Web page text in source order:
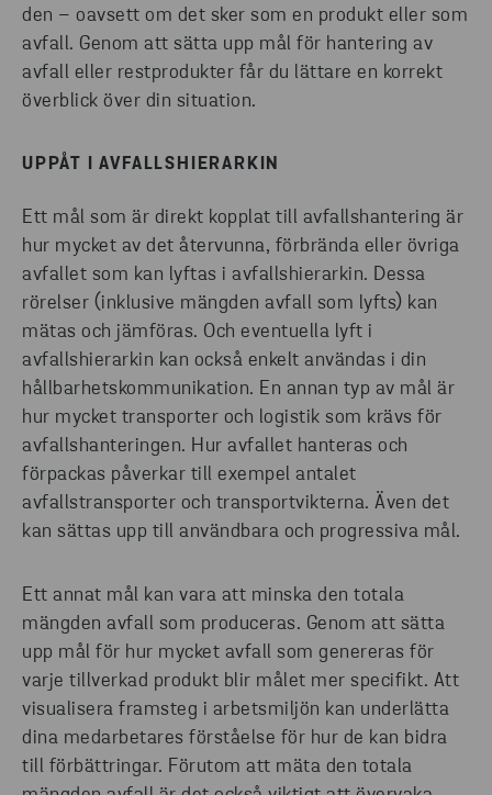
den – oavsett om det sker som en produkt eller som
avfall. Genom att sätta upp mål för hantering av
avfall eller restprodukter får du lättare en korrekt
överblick över din situation.
UPPÅT I AVFALLSHIERARKIN
Ett mål som är direkt kopplat till avfallshantering är
hur mycket av det återvunna, förbrända eller övriga
avfallet som kan lyftas i avfallshierarkin. Dessa
rörelser (inklusive mängden avfall som lyfts) kan
mätas och jämföras. Och eventuella lyft i
avfallshierarkin kan också enkelt användas i din
hållbarhetskommunikation. En annan typ av mål är
hur mycket transporter och logistik som krävs för
avfallshanteringen. Hur avfallet hanteras och
förpackas påverkar till exempel antalet
avfallstransporter och transportvikterna. Även det
kan sättas upp till användbara och progressiva mål.
Ett annat mål kan vara att minska den totala
mängden avfall som produceras. Genom att sätta
upp mål för hur mycket avfall som genereras för
varje tillverkad produkt blir målet mer specifikt. Att
visualisera framsteg i arbetsmiljön kan underlätta
dina medarbetares förståelse för hur de kan bidra
till förbättringar. Förutom att mäta den totala